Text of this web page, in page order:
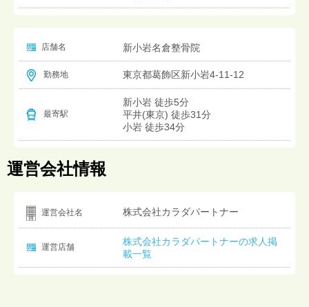
店舗名 新小岩名倉整骨院
勤務地 東京都葛飾区新小岩4-11-12
最寄駅
新小岩 徒歩5分
平井(東京) 徒歩31分
小岩 徒歩34分
運営会社情報
運営会社名 株式会社カラダパートナー
運営店舗
株式会社カラダパートナーの求人掲
載一覧